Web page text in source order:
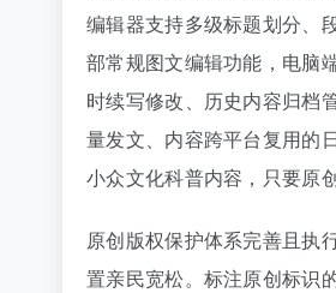
编辑器支持多级标题划分、
部常规图文编辑功能，电脑
时续写修改、历史内容归档
量发文、内容跨平台复用的
小众文化科普内容，只要原
原创版权保护体系完善且执
置亲民宽松。标注原创标识